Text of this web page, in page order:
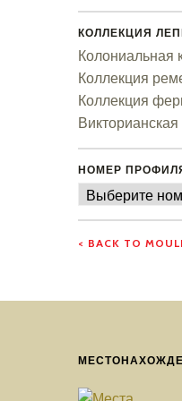
КОЛЛЕКЦИЯ
Колониальная
Коллекция
Коллекция
НОМЕР
Номер
Выберите
< BACK TO